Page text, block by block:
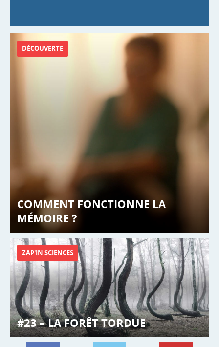
DÉCOUVERTE
COMMENT FONCTIONNE LA
MÉMOIRE ?
ZAP'IN SCIENCES
#23 – LA FORÊT TORDUE